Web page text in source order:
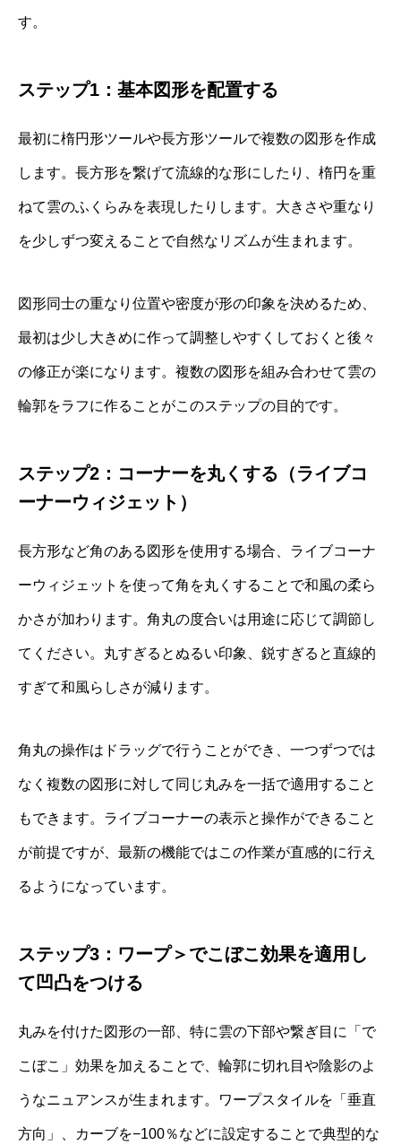
す。
ステップ1：基本図形を配置する
最初に楕円形ツールや長方形ツールで複数の図形を作成
します。長方形を繋げて流線的な形にしたり、楕円を重
ねて雲のふくらみを表現したりします。大きさや重なり
を少しずつ変えることで自然なリズムが生まれます。
図形同士の重なり位置や密度が形の印象を決めるため、
最初は少し大きめに作って調整しやすくしておくと後々
の修正が楽になります。複数の図形を組み合わせて雲の
輪郭をラフに作ることがこのステップの目的です。
ステップ2：コーナーを丸くする（ライブコ
ーナーウィジェット）
長方形など角のある図形を使用する場合、ライブコーナ
ーウィジェットを使って角を丸くすることで和風の柔ら
かさが加わります。角丸の度合いは用途に応じて調節し
てください。丸すぎるとぬるい印象、鋭すぎると直線的
すぎて和風らしさが減ります。
角丸の操作はドラッグで行うことができ、一つずつでは
なく複数の図形に対して同じ丸みを一括で適用すること
もできます。ライブコーナーの表示と操作ができること
が前提ですが、最新の機能ではこの作業が直感的に行え
るようになっています。
ステップ3：ワープ＞でこぼこ効果を適用し
て凹凸をつける
丸みを付けた図形の一部、特に雲の下部や繋ぎ目に「で
こぼこ」効果を加えることで、輪郭に切れ目や陰影のよ
うなニュアンスが生まれます。ワープスタイルを「垂直
方向」、カーブを−100％などに設定することで典型的な